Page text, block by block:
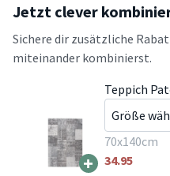
Jetzt clever
Sichere dir zusätzliche
miteinander kombinierst.
+
Teppich
70x140cm
34.95